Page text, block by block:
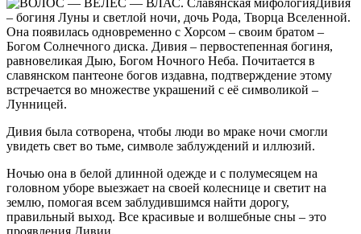
– богиня Луны и светлой ночи, дочь Рода, Творца Вселенной.
Она появилась одновременно с Хорсом – своим братом –
Богом Солнечного диска. Дивия – первостепенная богиня,
равновеликая Дыю, Богом Ночного Неба. Почитается в
славянском пантеоне богов издавна, подтверждение этому
встречается во множестве украшений с её символикой –
Лунницей.
Дивия была сотворена, чтобы люди во мраке ночи смогли
увидеть свет во тьме, символе заблуждений и иллюзий.
Ночью она в белой длинной одежде и с полумесяцем на
головном уборе выезжает на своей колеснице и светит на
землю, помогая всем заблудившимся найти дорогу,
правильный выход. Все красивые и волшебные сны – это
проявления Дивии.